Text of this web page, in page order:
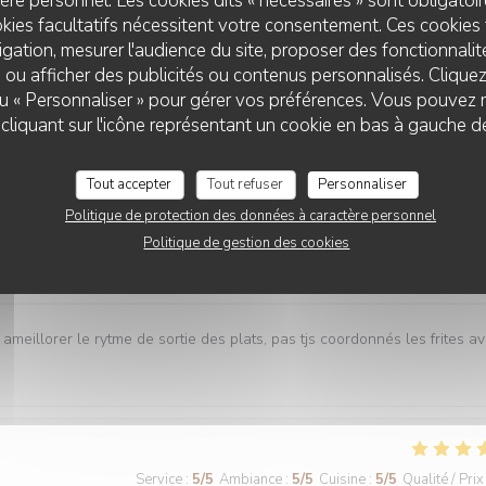
facultatifs nécessitent votre consentement. Ces
mesurer l'audience du site, proposer des
afficher des publicités ou contenus personnalisés.
« Personnaliser » pour gérer vos préférences. Vous
sur l'icône représentant un cookie en bas à gauche
Tout accepter Tout refuser
Personnaliser
Politique de protection des données à caractère personnel
Politique de gestion des cookies
Service: 5/5 Ambiance: 5/5 Cuisine:5 /5 Qualité / Prix
plats tous délicieux,un personnel attentionné et réactif !! On
le rytme de sortie des plats, pas tjs coordonnés les frites
Service : 5/5 Ambiance : 5/5 Cuisine : 5/5 Qualité / Prix